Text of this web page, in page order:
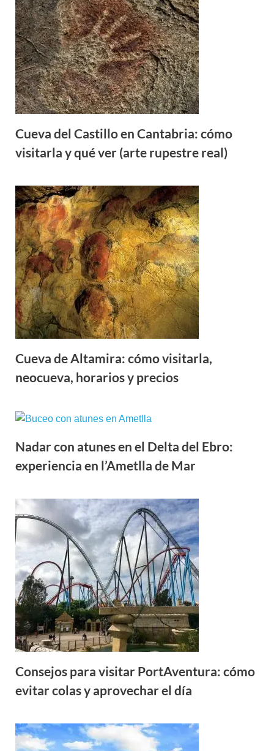
Cueva del Castillo en Cantabria: cómo
visitarla y qué ver (arte rupestre real)
Cueva de Altamira: cómo visitarla,
neocueva, horarios y precios
Nadar con atunes en el Delta del Ebro:
experiencia en l’Ametlla de Mar
Consejos para visitar PortAventura: cómo
evitar colas y aprovechar el día